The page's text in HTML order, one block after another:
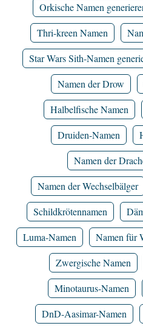
Orkische Namen
Thri-kreen Namen
Star Wars Sith-Namen
Namen der Drow
Halbelfische Namen
Druiden-Namen
Namen der
Namen der Wechselbälger
Schildkrötennamen
Luma-Namen
Namen für
Zwergische Namen
Minotaurus-Namen
DnD-Aasimar-Namen